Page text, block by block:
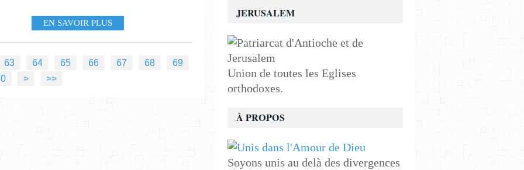
EN SAVOIR PLUS
63 64 65 66 67 68
69
80
90
> >>
JERUSALEM
Union de toutes les Eglises
orthodoxes.
À PROPOS
Soyons unis au delà des divergences